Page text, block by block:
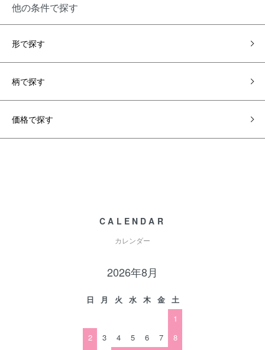
他の条件で探す
形で探す
柄で探す
価格で探す
CALENDAR
カレンダー
2026年8月
日 月 火 水 木 金
土
1
2
3 4 5 6 7
8